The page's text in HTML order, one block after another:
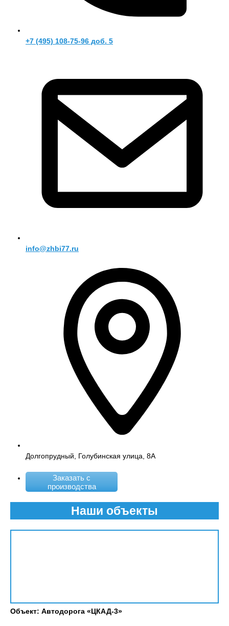
+7 (495) 108-75-96 доб. 5
info@zhbi77.ru
Долгопрудный, Голубинская улица, 8А
Заказать с
производства
Наши объекты
Объект: Автодорога «ЦКАД-3»